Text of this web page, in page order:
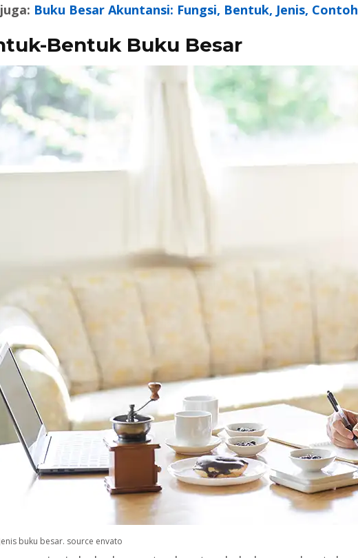
Buku Besar Akuntansi: Fungsi, Bentuk, Jenis, Contoh
Bentuk Buku Besar
buku besar. source envato